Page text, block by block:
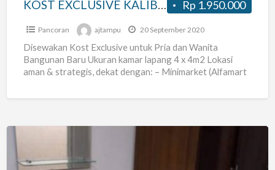
Rp 1.950.000
KOST EXCLUSIVE KALIBATA | DREN TIGA | PANCORAN
Pancoran ajtampu 20 September 2020
Disewakan Kost Exclusive untuk Pria dan Wanita
Bangunan Baru Ukuran kamar lapang 4 x 4m2 Lokasi
aman & strategis, dekat dengan: – Minimarket (Alfamart
kosan